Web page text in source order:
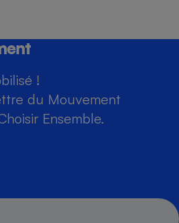
!
du Mouvement
Ensemble.